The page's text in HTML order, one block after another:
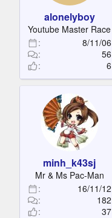
alonelyboy
Youtube Master Race
8/11/06
56
6
minh_k43sj
Mr & Ms Pac-Man
16/11/12
182
37